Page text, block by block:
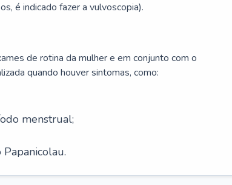
é indicado fazer a vulvoscopia).
de rotina da mulher e em conjunto com o
quando houver sintomas, como:
menstrual;